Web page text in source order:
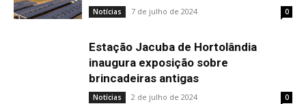
Notícias 7 de julho de 2024 0
Estação Jacuba de Hortolândia
inaugura exposição sobre
brincadeiras antigas
Notícias 2 de julho de 2024 0